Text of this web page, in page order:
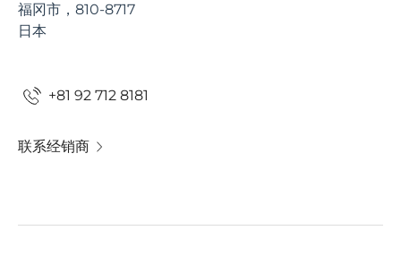
福冈市，810-8717
日本
+81 92 712 8181
联系经销商